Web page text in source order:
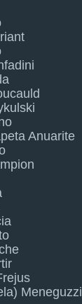
Anuarite
Meneguzzi